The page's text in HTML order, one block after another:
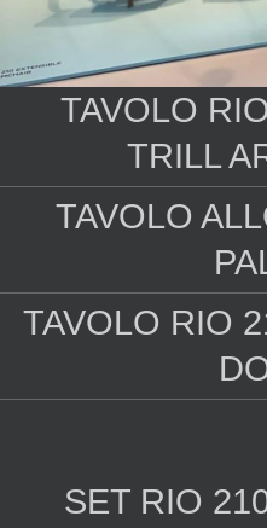
TAVOLO
TRILL
TAVOLO
TAVOLO RIO
SET RIO